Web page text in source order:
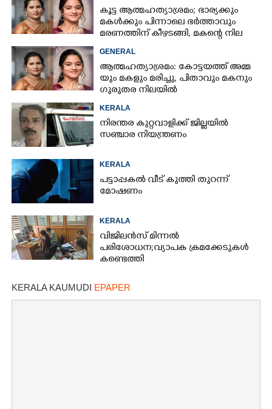
കൂട്ട ആത്മഹത്യാശ്രമം; ഭാര്യക്കും
മകൾക്കും പിന്നാലെ ഭർത്താവും
മരണത്തിന് കീഴടങ്ങി, മകന്റെ നില
അതീവ ഗുരുതരം
GENERAL
ആ​ത്മ​ഹ​ത്യാ​ശ്ര​മം​:​ കോട്ടയത്ത് അ​മ്മ​
യും​ ​മ​ക​ളും​ ​മ​രി​ച്ചു, പിതാവും മകനും
ഗുരുതര നിലയിൽ
KERALA
നിരന്തര കുറ്റവാളിക്ക് ജില്ലയിൽ
സഞ്ചാര നിയന്ത്രണം
KERALA
പട്ടാപ്പകൽ വീട് കുത്തി തുറന്ന്
മോഷണം
KERALA
വിജിലൻസ് മിന്നൽ
പരിശോധന; വ്യാപക ക്രമക്കേടുകൾ
കണ്ടെത്തി
KERALA KAUMUDI EPAPER